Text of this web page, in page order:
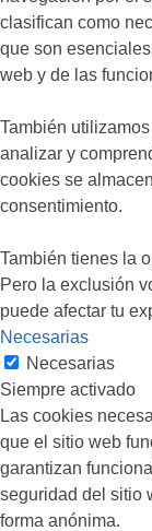
clasifican como
que son
web y de las
También
analizar y
cookies se
consentimiento.
También tienes la
Pero la exclusión
puede afectar tu
Necesarias
Necesarias
Siempre activado
Las cookies
que el sitio web
garantizan
seguridad del sitio
forma anónima.